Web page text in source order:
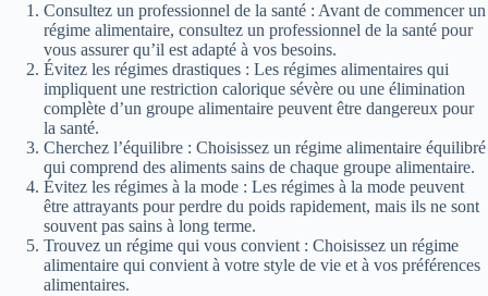
Consultez un professionnel de la santé : Avant de commencer un
régime alimentaire, consultez un professionnel de la santé pour
vous assurer qu’il est adapté à vos besoins.
Évitez les régimes drastiques : Les régimes alimentaires qui
impliquent une restriction calorique sévère ou une élimination
complète d’un groupe alimentaire peuvent être dangereux pour
la santé.
Cherchez l’équilibre : Choisissez un régime alimentaire équilibré
qui comprend des aliments sains de chaque groupe alimentaire.
Évitez les régimes à la mode : Les régimes à la mode peuvent
être attrayants pour perdre du poids rapidement, mais ils ne sont
souvent pas sains à long terme.
Trouvez un régime qui vous convient : Choisissez un régime
alimentaire qui convient à votre style de vie et à vos préférences
alimentaires.